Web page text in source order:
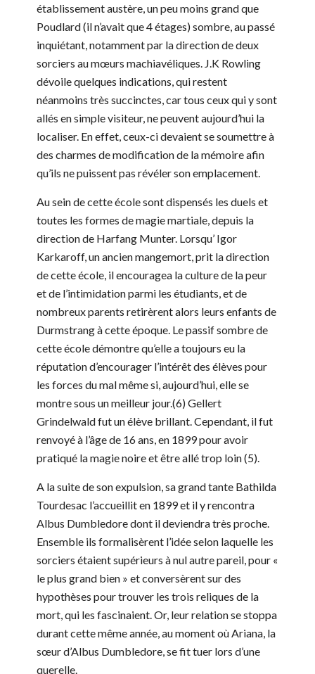
établissement austère, un peu moins grand que
Poudlard (il n’avait que 4 étages) sombre, au passé
inquiétant, notamment par la direction de deux
sorciers au mœurs machiavéliques. J.K Rowling
dévoile quelques indications, qui restent
néanmoins très succinctes, car tous ceux qui y sont
allés en simple visiteur, ne peuvent aujourd’hui la
localiser. En effet, ceux-ci devaient se soumettre à
des charmes de modification de la mémoire afin
qu’ils ne puissent pas révéler son emplacement.
Au sein de cette école sont dispensés les duels et
toutes les formes de magie martiale, depuis la
direction de Harfang Munter. Lorsqu’ Igor
Karkaroff, un ancien mangemort, prit la direction
de cette école, il encouragea la culture de la peur
et de l’intimidation parmi les étudiants, et de
nombreux parents retirèrent alors leurs enfants de
Durmstrang à cette époque. Le passif sombre de
cette école démontre qu’elle a toujours eu la
réputation d’encourager l’intérêt des élèves pour
les forces du mal même si, aujourd’hui, elle se
montre sous un meilleur jour.(6) Gellert
Grindelwald fut un élève brillant. Cependant, il fut
renvoyé à l’âge de 16 ans, en 1899 pour avoir
pratiqué la magie noire et être allé trop loin (5).
A la suite de son expulsion, sa grand tante Bathilda
Tourdesac l’accueillit en 1899 et il y rencontra
Albus Dumbledore dont il deviendra très proche.
Ensemble ils formalisèrent l’idée selon laquelle les
sorciers étaient supérieurs à nul autre pareil, pour «
le plus grand bien » et conversèrent sur des
hypothèses pour trouver les trois reliques de la
mort, qui les fascinaient. Or, leur relation se stoppa
durant cette même année, au moment où Ariana, la
sœur d’Albus Dumbledore, se fit tuer lors d’une
querelle.